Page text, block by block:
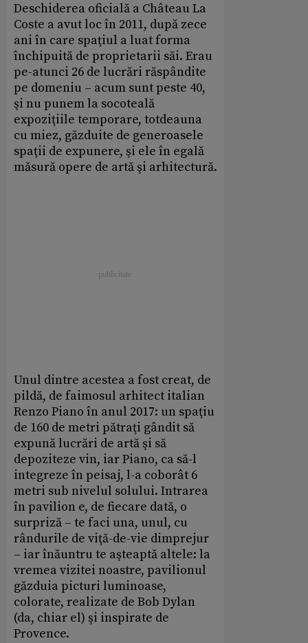
Deschiderea oficială a Château La
Coste a avut loc în 2011, după zece
ani în care spaţiul a luat forma
închipuită de proprietarii săi. Erau
pe-atunci 26 de lucrări răspândite
pe domeniu – acum sunt peste 40,
şi nu punem la socoteală
expoziţiile temporare, totdeauna
cu miez, găzduite de generoasele
spaţii de expunere, şi ele în egală
măsură opere de artă şi arhitectură.
Unul dintre acestea a fost creat, de
pildă, de faimosul arhitect italian
Renzo Piano în anul 2017: un spaţiu
de 160 de metri pătraţi gândit să
expună lucrări de artă şi să
depoziteze vin, iar Piano, ca să-l
integreze în peisaj, l-a coborât 6
metri sub nivelul solului. Intrarea
în pavilion e, de fiecare dată, o
surpriză – te faci una, unul, cu
rândurile de viţă-de-vie dimprejur
– iar înăuntru te aşteaptă altele: la
vremea vizitei noastre, pavilionul
găzduia picturi luminoase,
colorate, realizate de Bob Dylan
(da, chiar el) şi inspirate de
Provence.